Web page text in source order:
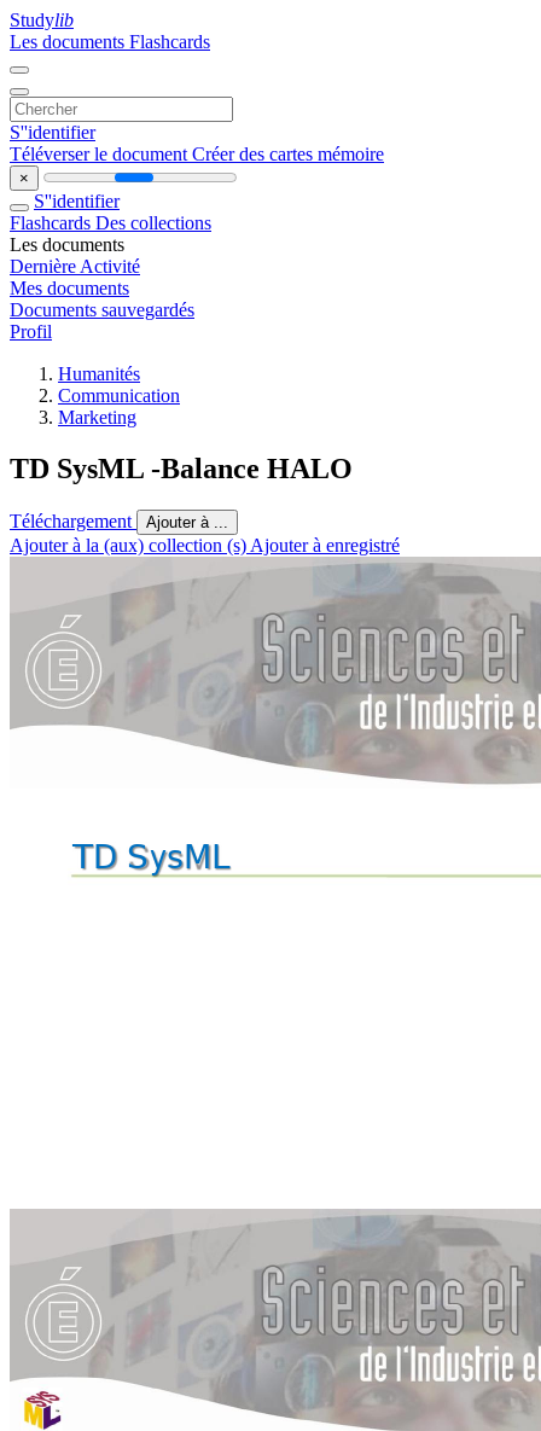
Studylib
Les documents Flashcards
S''identifier
Téléverser le document Créer des cartes mémoire
×
S''identifier
Flashcards Des collections
Les documents
Dernière Activité
Mes documents
Documents sauvegardés
Profil
Humanités
Communication
Marketing
TD SysML -Balance HALO
Téléchargement Ajouter à ...
Ajouter à la (aux) collection (s) Ajouter à enregistré
TD SysML